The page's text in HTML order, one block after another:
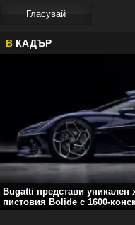
В КАДЪР
Bugatti представи
пистовия Bolide с 1600-